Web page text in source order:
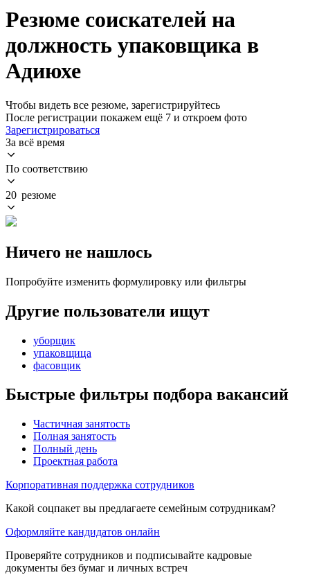
Резюме соискателей на
должность упаковщика в
Адиюхе
Чтобы видеть все резюме, зарегистрируйтесь
После регистрации покажем ещё 7 и откроем фото
Зарегистрироваться
За всё время
По соответствию
20 резюме
Ничего не нашлось
Попробуйте изменить формулировку или фильтры
Другие пользователи ищут
уборщик
упаковщица
фасовщик
Быстрые фильтры подбора вакансий
Частичная занятость
Полная занятость
Полный день
Проектная работа
Корпоративная поддержка сотрудников
Какой соцпакет вы предлагаете семейным сотрудникам?
Оформляйте кандидатов онлайн
Проверяйте сотрудников и подписывайте кадровые
документы без бумаг и личных встреч